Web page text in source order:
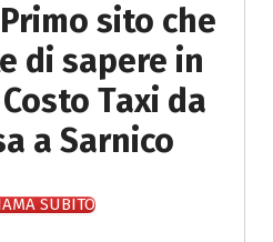
sito che
di sapere in
Taxi da
a Sarnico
SUBITO